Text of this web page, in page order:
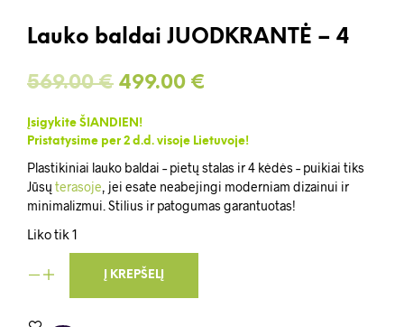
Lauko baldai JUODKRANTĖ – 4
569.00€ Original
was:
569.00 €.
499.00 €
is:
499.00 €.
Įsigykite ŠIANDIEN!
Pristatysime per 2 d.d. visoje Lietuvoje!
Plastikiniai lauko baldai – pietų stalas ir 4 kėdės – puikiai tiks
Jūsų terasoje, jei esate neabejingi moderniam dizainui ir
minimalizmui. Stilius ir patogumas garantuotas!
Liko tik 1
Į KREPŠELĮ